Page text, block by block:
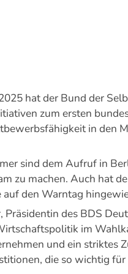
hat der Bund der
zum ersten
in den
sind dem Aufruf in
zu machen. Auch hat
auf den Warntag
Präsidentin des BDS
im
und ein striktes
die so wichtig für